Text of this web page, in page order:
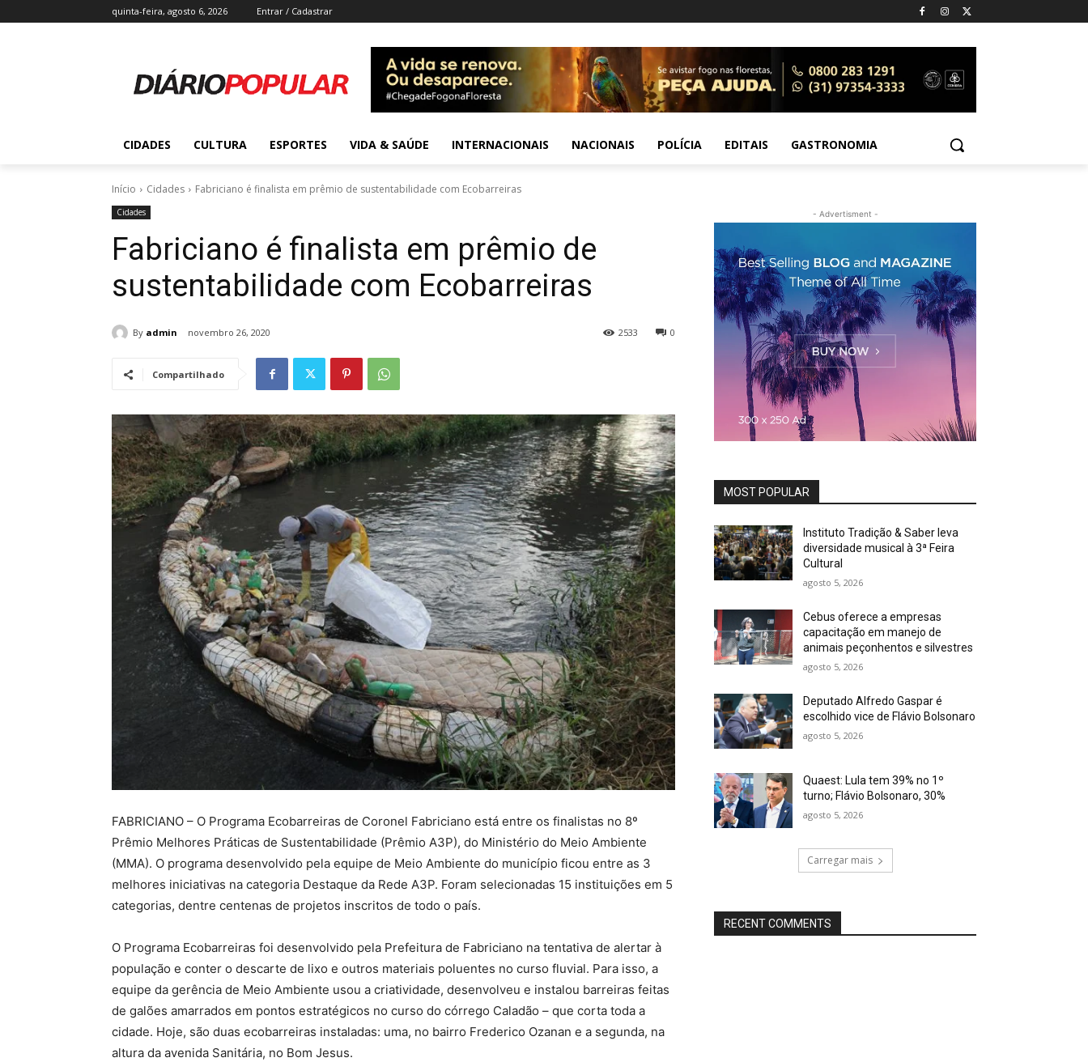
quinta-feira, agosto 6, 2026 Entrar / Cadastrar
CIDADES CULTURA ESPORTES VIDA & SAÚDE INTERNACIONAIS NACIONAIS POLÍCIA EDITAIS GASTRONOMIA
Início Cidades Fabriciano é finalista em prêmio de sustentabilidade com Ecobarreiras
Cidades
Fabriciano é finalista em prêmio de
sustentabilidade com Ecobarreiras
By admin novembro 26, 2020 0
2533
Compartilhado
FABRICIANO – O Programa Ecobarreiras de Coronel Fabriciano está entre os finalistas no 8º
Prêmio Melhores Práticas de Sustentabilidade (Prêmio A3P), do Ministério do Meio Ambiente
(MMA). O programa desenvolvido pela equipe de Meio Ambiente do município ficou entre as 3
melhores iniciativas na categoria Destaque da Rede A3P. Foram selecionadas 15 instituições em 5
categorias, dentre centenas de projetos inscritos de todo o país.
O Programa Ecobarreiras foi desenvolvido pela Prefeitura de Fabriciano na tentativa de alertar à
população e conter o descarte de lixo e outros materiais poluentes no curso fluvial. Para isso, a
equipe da gerência de Meio Ambiente usou a criatividade, desenvolveu e instalou barreiras feitas
de galões amarrados em pontos estratégicos no curso do córrego Caladão – que corta toda a
cidade. Hoje, são duas ecobarreiras instaladas: uma, no bairro Frederico Ozanan e a segunda, na
altura da avenida Sanitária, no Bom Jesus.
- Advertisment -
MOST POPULAR
Instituto Tradição & Saber leva
diversidade musical à 3ª Feira
Cultural
agosto 5, 2026
Cebus oferece a empresas
capacitação em manejo de
animais peçonhentos e silvestres
agosto 5, 2026
Deputado Alfredo Gaspar é
escolhido vice de Flávio Bolsonaro
agosto 5, 2026
Quaest: Lula tem 39% no 1º
turno; Flávio Bolsonaro, 30%
agosto 5, 2026
Carregar mais
RECENT COMMENTS